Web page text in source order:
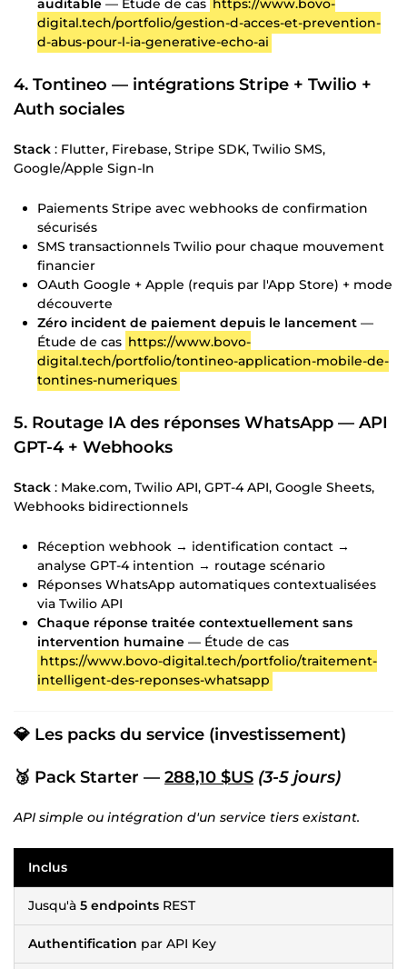
auditable — Étude de cas https://www.bovo-
digital.tech/portfolio/gestion-d-acces-et-prevention-
d-abus-pour-l-ia-generative-echo-ai
4. Tontineo — intégrations Stripe + Twilio +
Auth sociales
Stack : Flutter, Firebase, Stripe SDK, Twilio SMS,
Google/Apple Sign-In
Paiements Stripe avec webhooks de confirmation
sécurisés
SMS transactionnels Twilio pour chaque mouvement
financier
OAuth Google + Apple (requis par l'App Store) + mode
découverte
Zéro incident de paiement depuis le lancement —
Étude de cas https://www.bovo-
digital.tech/portfolio/tontineo-application-mobile-de-
tontines-numeriques
5. Routage IA des réponses WhatsApp — API
GPT-4 + Webhooks
Stack : Make.com, Twilio API, GPT-4 API, Google Sheets,
Webhooks bidirectionnels
Réception webhook → identification contact →
analyse GPT-4 intention → routage scénario
Réponses WhatsApp automatiques contextualisées
via Twilio API
Chaque réponse traitée contextuellement sans
intervention humaine — Étude de cas
https://www.bovo-digital.tech/portfolio/traitement-
intelligent-des-reponses-whatsapp
💎 Les packs du service (investissement)
🥉 Pack Starter — 288,10 $US (3-5 jours)
API simple ou intégration d'un service tiers existant.
Inclus
Jusqu'à 5 endpoints REST
Authentification par API Key